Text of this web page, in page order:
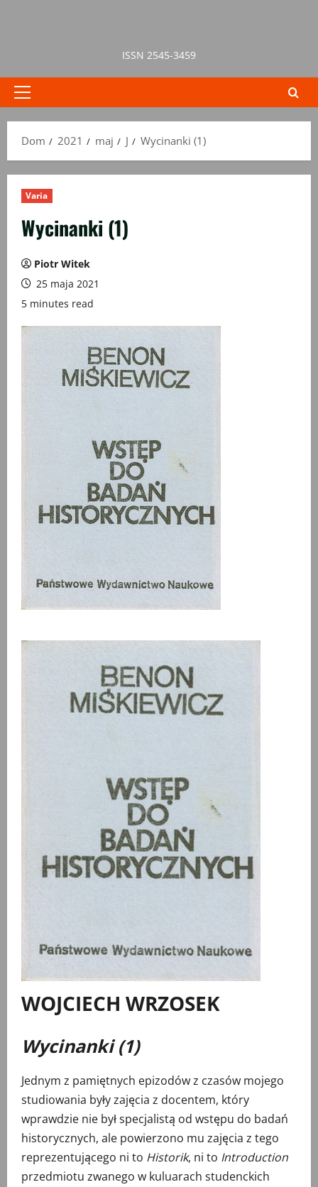
ISSN 2545-3459
Menu
Dom
2021 maj J Wycinanki (1)
Varia
Wycinanki (1)
Piotr Witek
25 maja 2021
5 minutes read
WOJCIECH WRZOSEK
Wycinanki (1)
Jednym z pamiętnych epizodów z czasów mojego
studiowania były zajęcia z docentem, który
wprawdzie nie był specjalistą od wstępu do badań
historycznych, ale powierzono mu zajęcia z tego
reprezentującego ni to Historik, ni to Introduction
przedmiotu zwanego w kuluarach studenckich